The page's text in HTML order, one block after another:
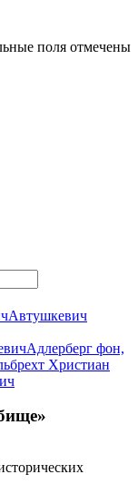
поля отмечены
Автушкевич
Адлерберг фон,
Христиан